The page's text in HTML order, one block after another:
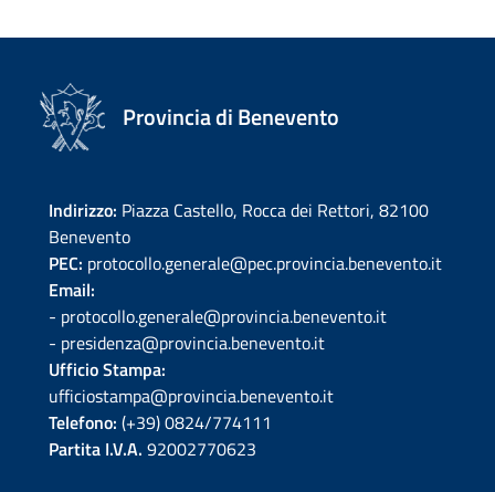
Provincia di Benevento
Indirizzo: Piazza Castello, Rocca dei Rettori, 82100
Benevento
PEC: protocollo.generale@pec.provincia.benevento.it
Email:
- protocollo.generale@provincia.benevento.it
- presidenza@provincia.benevento.it
Ufficio Stampa:
ufficiostampa@provincia.benevento.it
Telefono: (+39) 0824/774111
Partita I.V.A. 92002770623